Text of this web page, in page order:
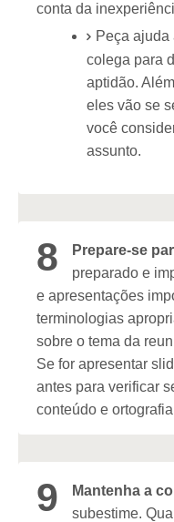
conta da
Peça ajuda
colega para
aptidão.
eles vão se
você
assunto.
8 Prepare-se
preparado e
e apresentações
terminologias
sobre o tema da
Se for apresentar
antes para verificar
conteúdo e
9 Mantenha a
subestime.